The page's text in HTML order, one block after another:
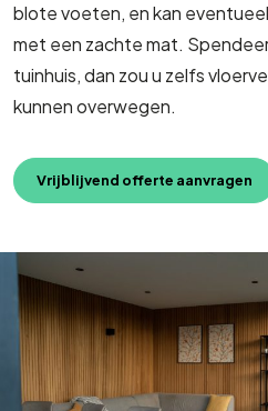
blote voeten, en kan
met een zachte mat.
tuinhuis, dan zou u zelfs
kunnen overwegen.
Vrijblijvend offerte aanvragen